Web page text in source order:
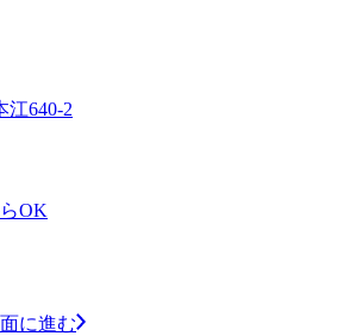
江640-2
OK
に進む